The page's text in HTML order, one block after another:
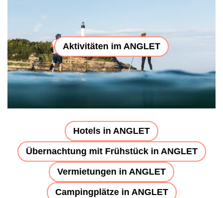
Aktivitäten im ANGLET
Hotels in ANGLET
Übernachtung mit Frühstück in ANGLET
Vermietungen in ANGLET
Campingplätze in ANGLET